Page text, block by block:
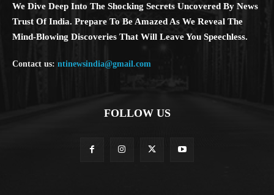
We Dive Deep Into The Shocking Secrets Uncovered By News
Trust Of India. Prepare To Be Amazed As We Reveal The
Mind-Blowing Discoveries That Will Leave You Speechless.
Contact us: ntinewsindia@gmail.com
FOLLOW US